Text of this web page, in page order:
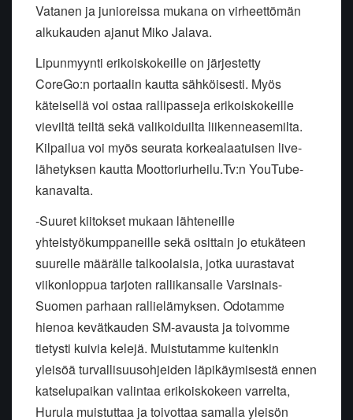
Vatanen ja junioreissa mukana on virheettömän
alkukauden ajanut Miko Jalava.
Lipunmyynti erikoiskokeille on järjestetty
CoreGo:n portaalin kautta sähköisesti. Myös
käteisellä voi ostaa rallipasseja erikoiskokeille
vieviltä teiltä sekä valikoiduilta liikenneasemilta.
Kilpailua voi myös seurata korkealaatuisen live-
lähetyksen kautta Moottoriurheilu.Tv:n YouTube-
kanavalta.
-Suuret kiitokset mukaan lähteneille
yhteistyökumppaneille sekä osittain jo etukäteen
suurelle määrälle talkoolaisia, jotka uurastavat
viikonloppua tarjoten rallikansalle Varsinais-
Suomen parhaan rallielämyksen. Odotamme
hienoa kevätkauden SM-avausta ja toivomme
tietysti kuivia kelejä. Muistutamme kuitenkin
yleisöä turvallisuusohjeiden läpikäymisestä ennen
katselupaikan valintaa erikoiskokeen varrelta,
Hurula muistuttaa ja toivottaa samalla yleisön